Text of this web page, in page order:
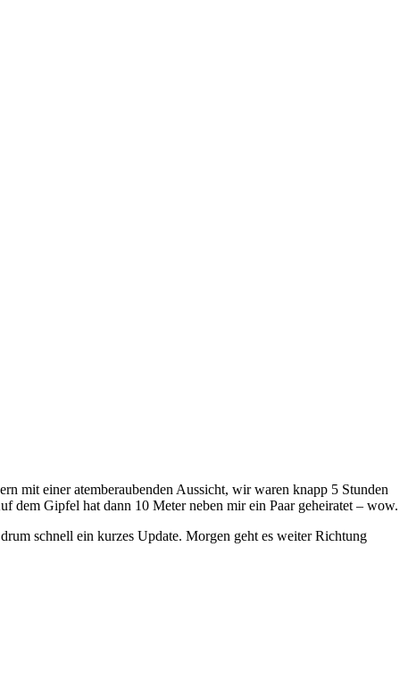
mit einer atemberaubenden Aussicht, wir waren knapp 5 Stunden
dem Gipfel hat dann 10 Meter neben mir ein Paar geheiratet – wow.
schnell ein kurzes Update. Morgen geht es weiter Richtung